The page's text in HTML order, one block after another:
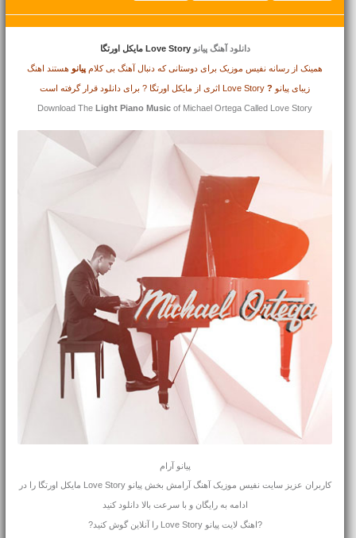
دانلود آهنگ پیانو Love Story مایکل اورتگا
همینک از رسانه نفیس موزیک برای دوستانی که دنبال آهنگ بی کلام پیانو هستند اهنگ
زیبای پیانو ?Love Story اثری از مایکل اورتگا ? برای دانلود قرار گرفته است
Download The Light Piano Music of Michael Ortega Called Love Story
پیانو آرام
کاربران عزیز سایت نفیس موزیک آهنگ آرامش بخش پیانو Love Story مایکل اورتگا را در
ادامه به رایگان و با سرعت بالا دانلود کنید
?اهنگ لایت پیانو Love Story را آنلاین گوش کنید?